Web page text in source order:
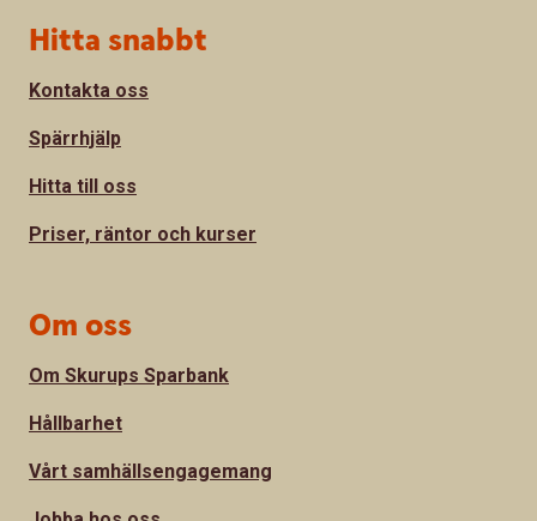
Sidfot
Hitta snabbt
Kontakta oss
Spärrhjälp
Hitta till oss
Priser, räntor och kurser
Om oss
Om Skurups Sparbank
Hållbarhet
Vårt samhällsengagemang